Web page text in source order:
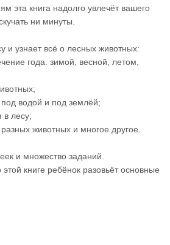
эта книга надолго увлечёт вашего
ни минуты.
и узнает всё о лесных животных:
года: зимой, весной, летом,
водой и под землёй;
в лесу;
животных и многое другое.
и множество заданий.
книге ребёнок разовьёт основные